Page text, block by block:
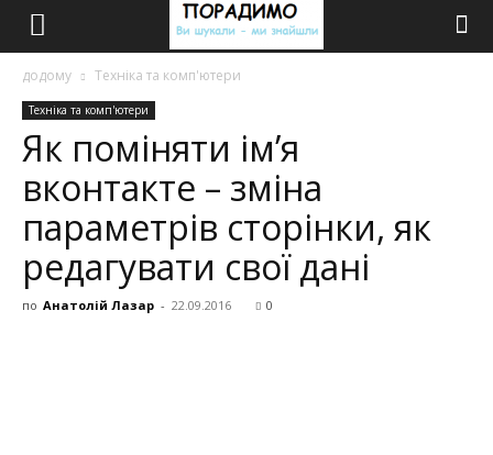
додому Техніка та комп'ютери
Техніка та комп'ютери
Як поміняти ім’я
вконтакте – зміна
параметрів сторінки, як
редагувати свої дані
по Анатолій Лазар - 22.09.2016 0